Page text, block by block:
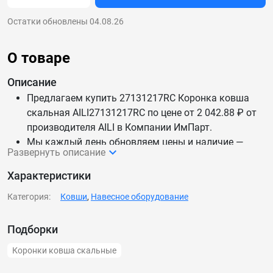
Остатки обновлены 04.08.26
О товаре
Подборки
Коронки ковша скальные
Описание
Предлагаем купить 27131217RC Коронка ковша
скальная AILI27131217RC по цене от 2 042.88 ₽ от
производителя AILI в Компании ИмПарт.
Мы каждый день обновляем цены и наличие —
данные актуальны.
Доставим 27131217RC Коронка ковша скальная
AILI27131217RC по России и СНГ.
Развернуть описание
Характеристики
Категория: Ковши, Навесное оборудование